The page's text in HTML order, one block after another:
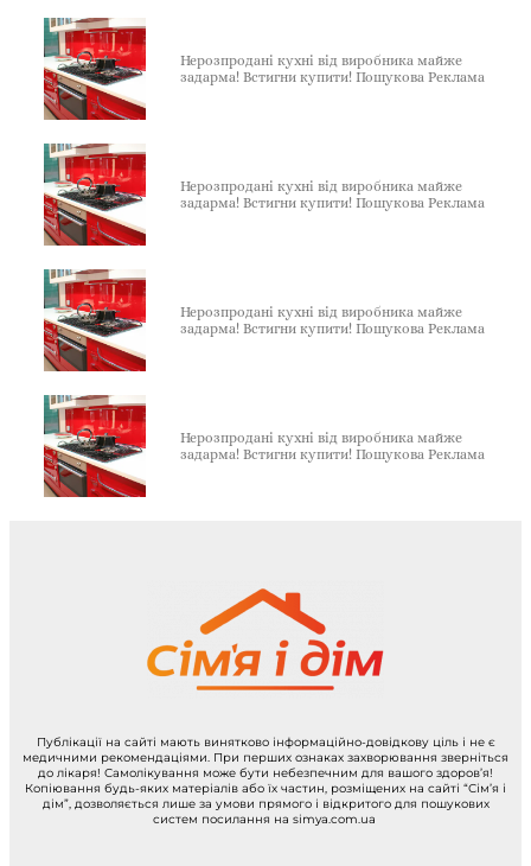
Нерозпродані кухні від виробника майже
задарма! Встигни купити! Пошукова Реклама
Нерозпродані кухні від виробника майже
задарма! Встигни купити! Пошукова Реклама
Нерозпродані кухні від виробника майже
задарма! Встигни купити! Пошукова Реклама
Нерозпродані кухні від виробника майже
задарма! Встигни купити! Пошукова Реклама
Публікації на сайті мають винятково інформаційно-довідкову ціль і не є
медичними рекомендаціями. При перших ознаках захворювання зверніться
до лікаря! Самолікування може бути небезпечним для вашого здоров’я!
Копіювання будь-яких матеріалів або їх частин, розміщених на сайті “Сім’я і
дім”, дозволяється лише за умови прямого і відкритого для пошукових
систем посилання на simya.com.ua